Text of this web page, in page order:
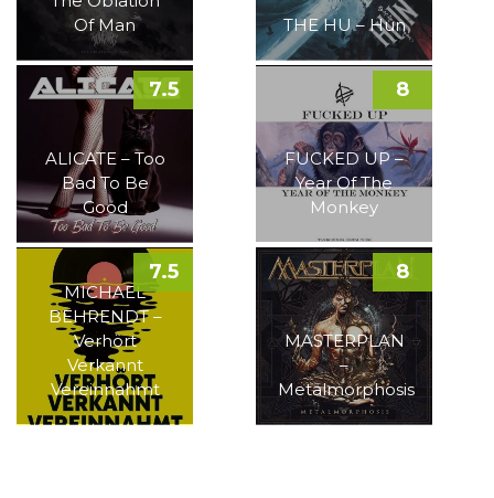
Of Man
THE HU – Hun
ALICATE – Too
Bad To Be
Good
7.5
FUCKED UP –
Year Of The
Monkey
8
MICHAEL
BEHRENDT –
Verhört
Verkannt
Vereinnahmt
7.5
MASTERPLAN
–
Metalmorphosis
8